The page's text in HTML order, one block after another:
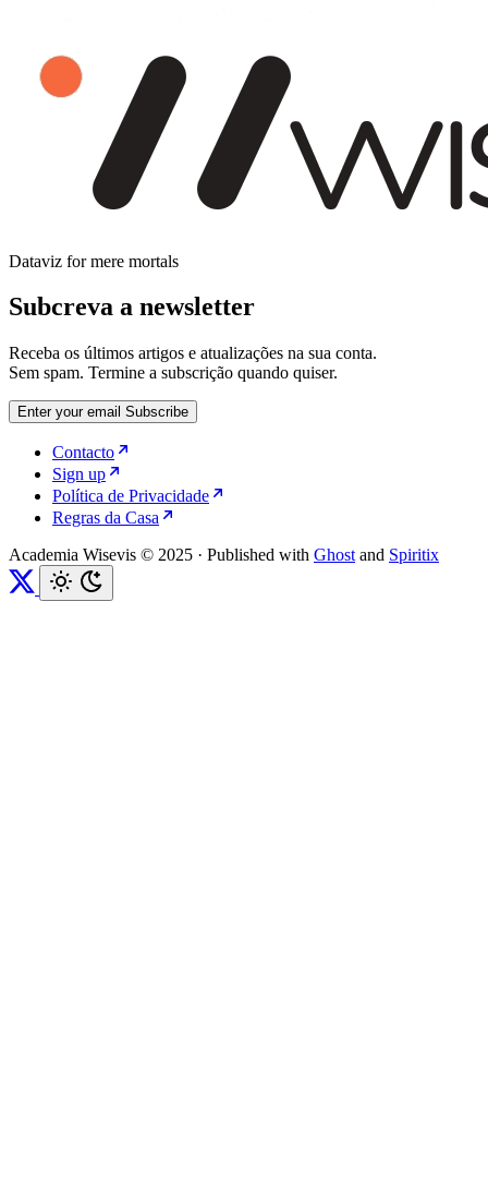
Dataviz for mere mortals
Subcreva a newsletter
Receba os últimos artigos e atualizações na sua conta.
Sem spam. Termine a subscrição quando quiser.
Enter your email Subscribe
Contacto
Sign up
Política de Privacidade
Regras da Casa
Academia Wisevis © 2025 · Published with Ghost and Spiritix